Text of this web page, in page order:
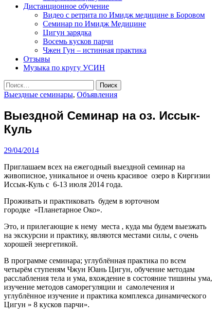
Дистанционное обучение
Видео с ретрита по Имидж медицине в Боровом
Семинар по Имидж Медицине
Цигун зарядка
Восемь кусков парчи
Чжен Гун – истинная практика
Отзывы
Музыка по кругу УСИН
Найти:
Выездные семинары, Объявления
Выездной Семинар на оз. Иссык-
Куль
29/04/2014
Приглашаем всех на ежегодный выездной семинар на
живописное, уникальное и очень красивое озеро в Киргизии
Иссык-Куль с 6-13 июля 2014 года.
Проживать и практиковать будем в юрточном
городке «Планетарное Око».
Это, и прилегающие к нему места , куда мы будем выезжать
на экскурсии и практику, являются местами силы, с очень
хорошей энергетикой.
В программе семинара; углублённая практика по всем
четырём ступеням Чжун Юань Цигун, обучение методам
расслабления тела и ума, вхождение в состояние тишины ума,
изучение методов саморегуляции и самолечения и
углублённое изучение и практика комплекса динамического
Цигун » 8 кусков парчи».